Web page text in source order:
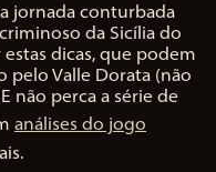
jornada conturbada
da Sicília do
dicas, que podem
pelo Valle Dorata (não
não perca a série de
análises do jogo